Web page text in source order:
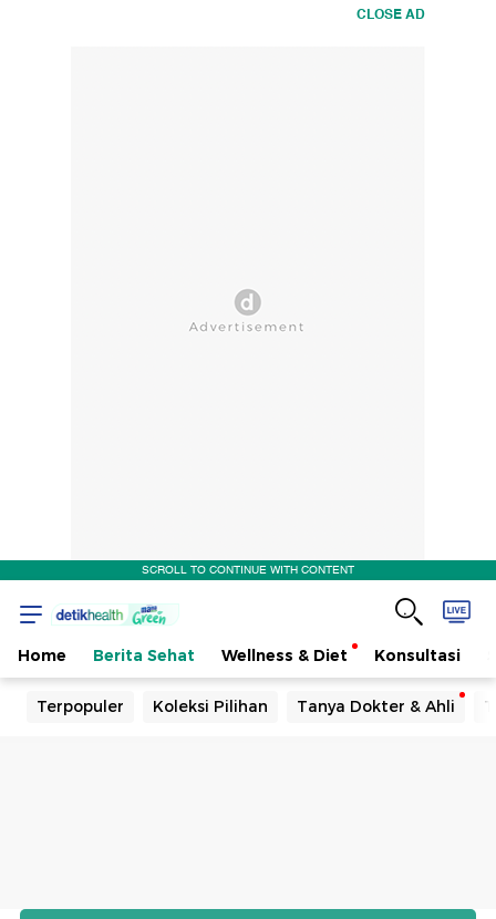
CLOSE AD
SCROLL TO CONTINUE WITH CONTENT
Home Berita Sehat Wellness & Diet Konsultasi
Terpopuler Koleksi Pilihan Tanya Dokter & Ahli